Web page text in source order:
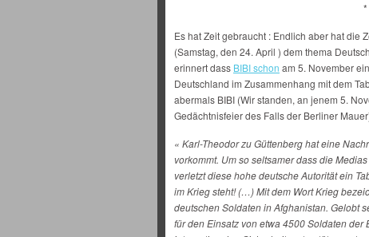
*
Es hat Zeit gebraucht : Endlich aber hat die
(Samstag, den 24. April ) dem thema
erinnert dass BIBI schon am 5. November
Deutschland im Zusammenhang mit dem
abermals BIBI (Wir standen, an jenem 5.
Gedächtnisfeier des Falls der Berliner
« Karl-Theodor zu Güttenberg hat eine
vorkommt. Um so seltsamer dass die
verletzt diese hohe deutsche Autorität ein
im Krieg steht! (…) Mit dem Wort Krieg
deutschen Soldaten in Afghanistan. Gelobt
für den Einsatz von etwa 4500 Soldaten